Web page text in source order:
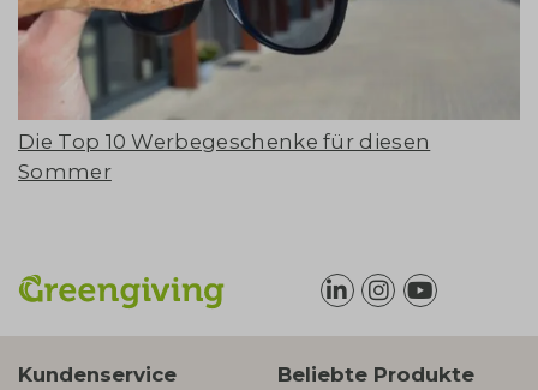
Die Top 10 Werbegeschenke für diesen
Sommer
Kundenservice Beliebte Produkte